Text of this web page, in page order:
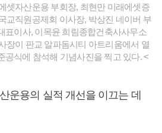
셋자산운용 부회장, 최현만 미래에셋증
교직원공제회 이사장, 박상진 네이버 부
표이사, 이목윤 희림종합건축사사무소
장이 판교 알파돔시티 아트리움에서 열
공식에 참석해 기념사진을 찍고 있다. <
운용의 실적 개선을 이끄는 데